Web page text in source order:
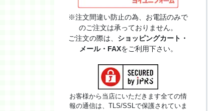
※注文間違い防止の為、お電話のみで
のご注文は承っておりません。
ご注文の際は、 ショッピングカート・
メール・FAXをご利用下さい。
お客様から当店にいただきます全ての情
報の通信は、TLS/SSLで保護されていま